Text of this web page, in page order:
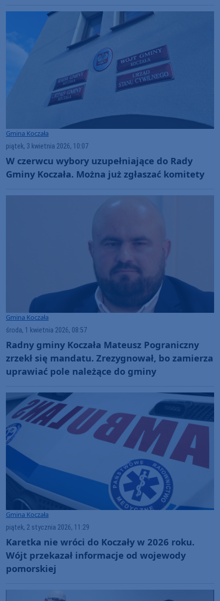
Gmina Koczała
piątek, 3 kwietnia 2026, 10:07
W czerwcu wybory uzupełniające do Rady
Gminy Koczała. Można już zgłaszać komitety
Gmina Koczała
środa, 1 kwietnia 2026, 08:57
Radny gminy Koczała Mateusz Pograniczny
zrzekł się mandatu. Zrezygnował, bo zamierza
uprawiać pole należące do gminy
Gmina Koczała
piątek, 2 stycznia 2026, 11:29
Karetka nie wróci do Koczały w 2026 roku.
Wójt przekazał informacje od wojewody
pomorskiej